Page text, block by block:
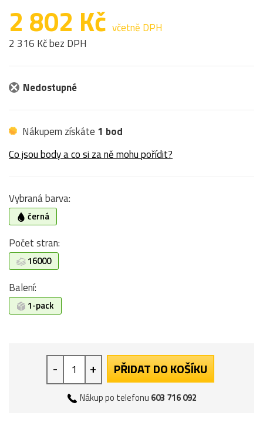
2 802 Kč včetně DPH
2 316 Kč bez DPH
Nedostupné
Nákupem získáte 1 bod
Co jsou body a co si za ně mohu pořídit?
Vybraná barva:
černá
Počet stran:
16000
Balení:
1-pack
- + PŘIDAT DO KOŠÍKU
Nákup po telefonu 603 716 092